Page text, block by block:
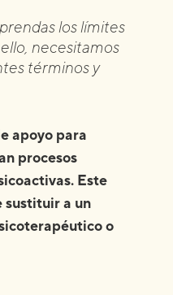
los límites
necesitamos
términos y
apoyo para
procesos
Este
sustituir a un
o